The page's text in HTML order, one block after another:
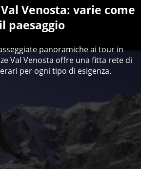
Venosta: varie come
il paesaggio
panoramiche ai tour in
Val Venosta offre una fitta rete di
per ogni tipo di esigenza.